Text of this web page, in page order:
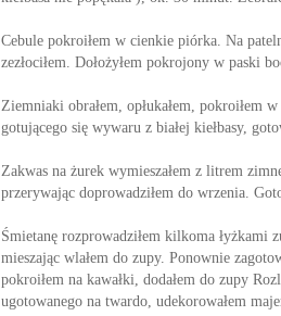
Cebule pokroiłem w cienkie piórka. Na
zezłociłem. Dołożyłem pokrojony w paski
Ziemniaki obrałem, opłukałem, pokroiłem
gotującego się wywaru z białej kiełbasy,
Zakwas na żurek wymieszałem z litrem
przerywając doprowadziłem do wrzenia.
Śmietanę rozprowadziłem kilkoma łyżkami
mieszając wlałem do zupy. Ponownie
pokroiłem na kawałki, dodałem do zupy
ugotowanego na twardo, udekorowałem